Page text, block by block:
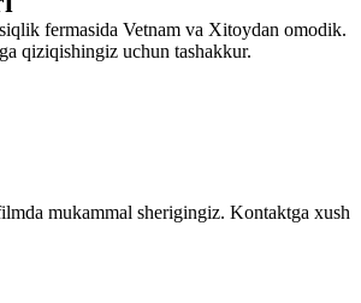
fermasida Vetnam va Xitoydan omodik.
qiziqishingiz uchun tashakkur.
mukammal sherigingiz. Kontaktga xush